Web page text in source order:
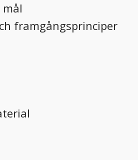
framgångsprinciper